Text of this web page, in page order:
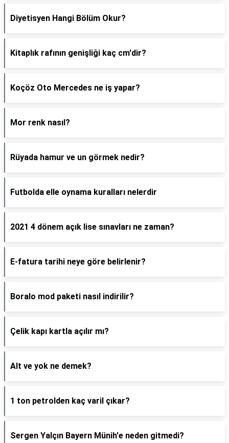
Diyetisyen Hangi Bölüm Okur?
Kitaplık rafının genişliği kaç cm'dir?
Koçöz Oto Mercedes ne iş yapar?
Mor renk nasıl?
Rüyada hamur ve un görmek nedir?
Futbolda elle oynama kuralları nelerdir
2021 4 dönem açık lise sınavları ne zaman?
E-fatura tarihi neye göre belirlenir?
Boralo mod paketi nasıl indirilir?
Çelik kapı kartla açılır mı?
Alt ve yok ne demek?
1 ton petrolden kaç varil çıkar?
Sergen Yalçın Bayern Münih'e neden gitmedi?